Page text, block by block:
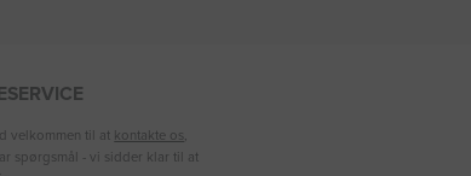
velkommen til at kontakte os,
spørgsmål - vi sidder klar til at